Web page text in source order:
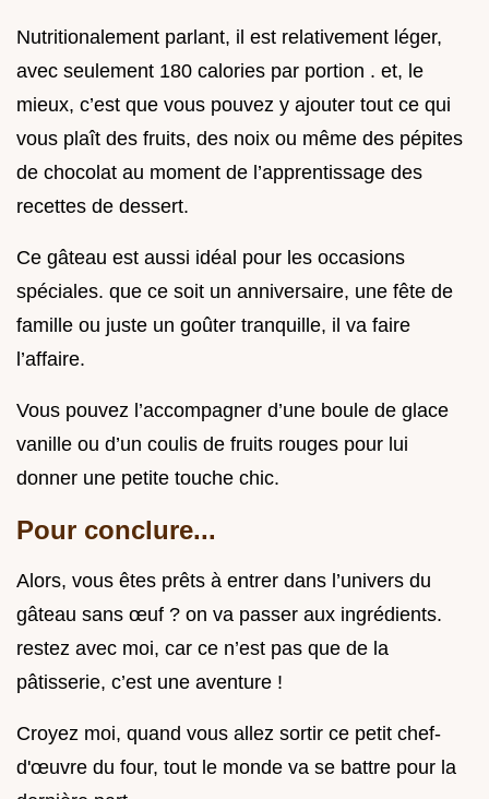
Nutritionalement parlant, il est relativement léger,
avec seulement 180 calories par portion . et, le
mieux, c’est que vous pouvez y ajouter tout ce qui
vous plaît des fruits, des noix ou même des pépites
de chocolat au moment de l’apprentissage des
recettes de dessert.
Ce gâteau est aussi idéal pour les occasions
spéciales. que ce soit un anniversaire, une fête de
famille ou juste un goûter tranquille, il va faire
l’affaire.
Vous pouvez l’accompagner d’une boule de glace
vanille ou d’un coulis de fruits rouges pour lui
donner une petite touche chic.
Pour conclure...
Alors, vous êtes prêts à entrer dans l’univers du
gâteau sans œuf ? on va passer aux ingrédients.
restez avec moi, car ce n’est pas que de la
pâtisserie, c’est une aventure !
Croyez moi, quand vous allez sortir ce petit chef-
d'œuvre du four, tout le monde va se battre pour la